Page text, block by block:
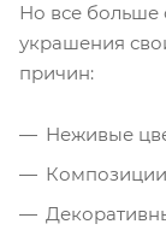
Но все больше
украшения
причин:
Неживые
Композиции